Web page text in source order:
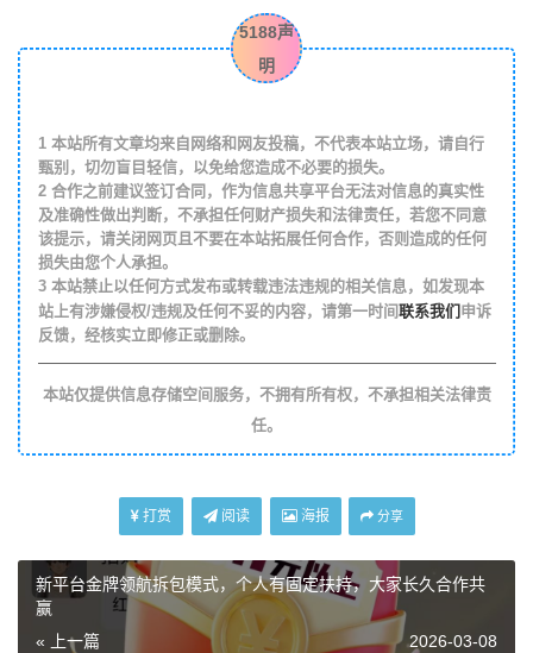
5188声
明
1本站所有文章均来自网络和网友投稿，不代表本站立场，请自行
甄别，切勿盲目轻信，以免给您造成不必要的损失。
2合作之前建议签订合同，作为信息共享平台无法对信息的真实性
及准确性做出判断，不承担任何财产损失和法律责任，若您不同意
该提示，请关闭网页且不要在本站拓展任何合作，否则造成的任何
损失由您个人承担。
3本站禁止以任何方式发布或转载违法违规的相关信息，如发现本
站上有涉嫌侵权/违规及任何不妥的内容，请第一时间联系我们申诉
反馈，经核实立即修正或删除。
本站仅提供信息存储空间服务，不拥有所有权，不承担相关法律责
任。
打赏 阅读 海报 分享
新平台金牌领航拆包模式，个人有固定扶持，大家长久合作共
赢
« 上一篇 2026-03-08